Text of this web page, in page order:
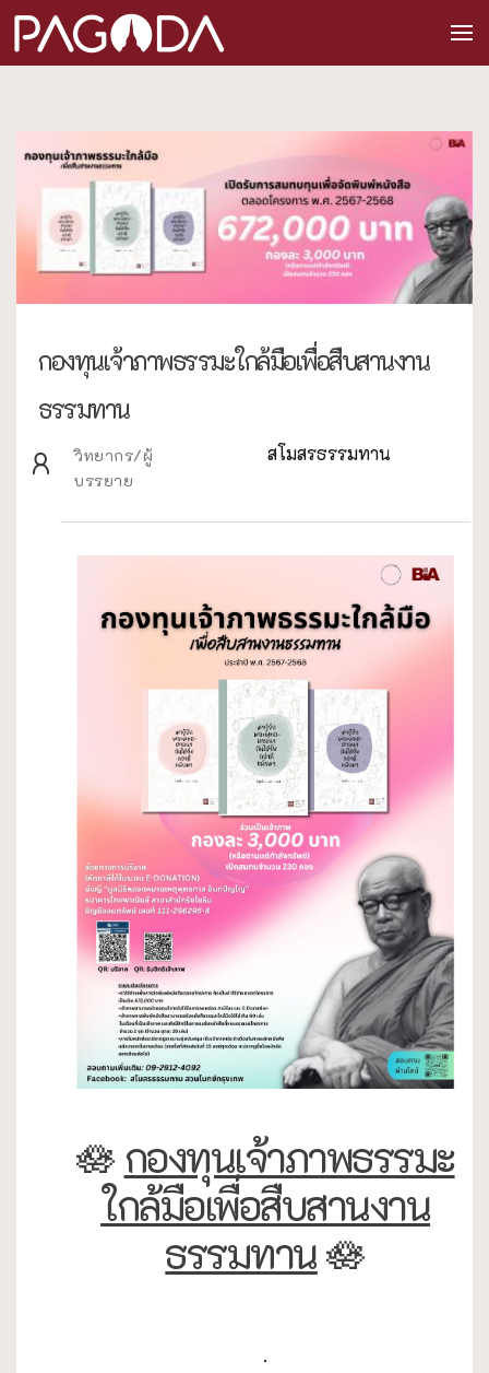
กองทุนเจ้าภาพธรรมะใกล้มือเพื่อสืบสานงาน
ธรรมทาน
วิทยากร/ผู้
บรรยาย
สโมสรธรรมทาน
🪷 กองทุนเจ้าภาพธรรมะ
ใกล้มือเพื่อสืบสานงาน
ธรรมทาน🪷
.